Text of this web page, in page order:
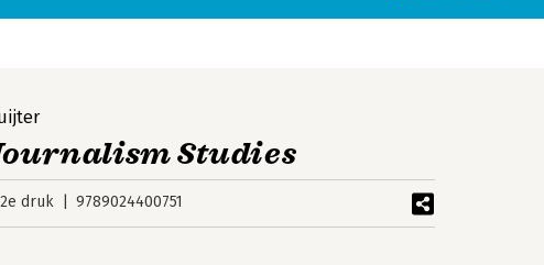
Studies
2e druk 9789024400751
Personen